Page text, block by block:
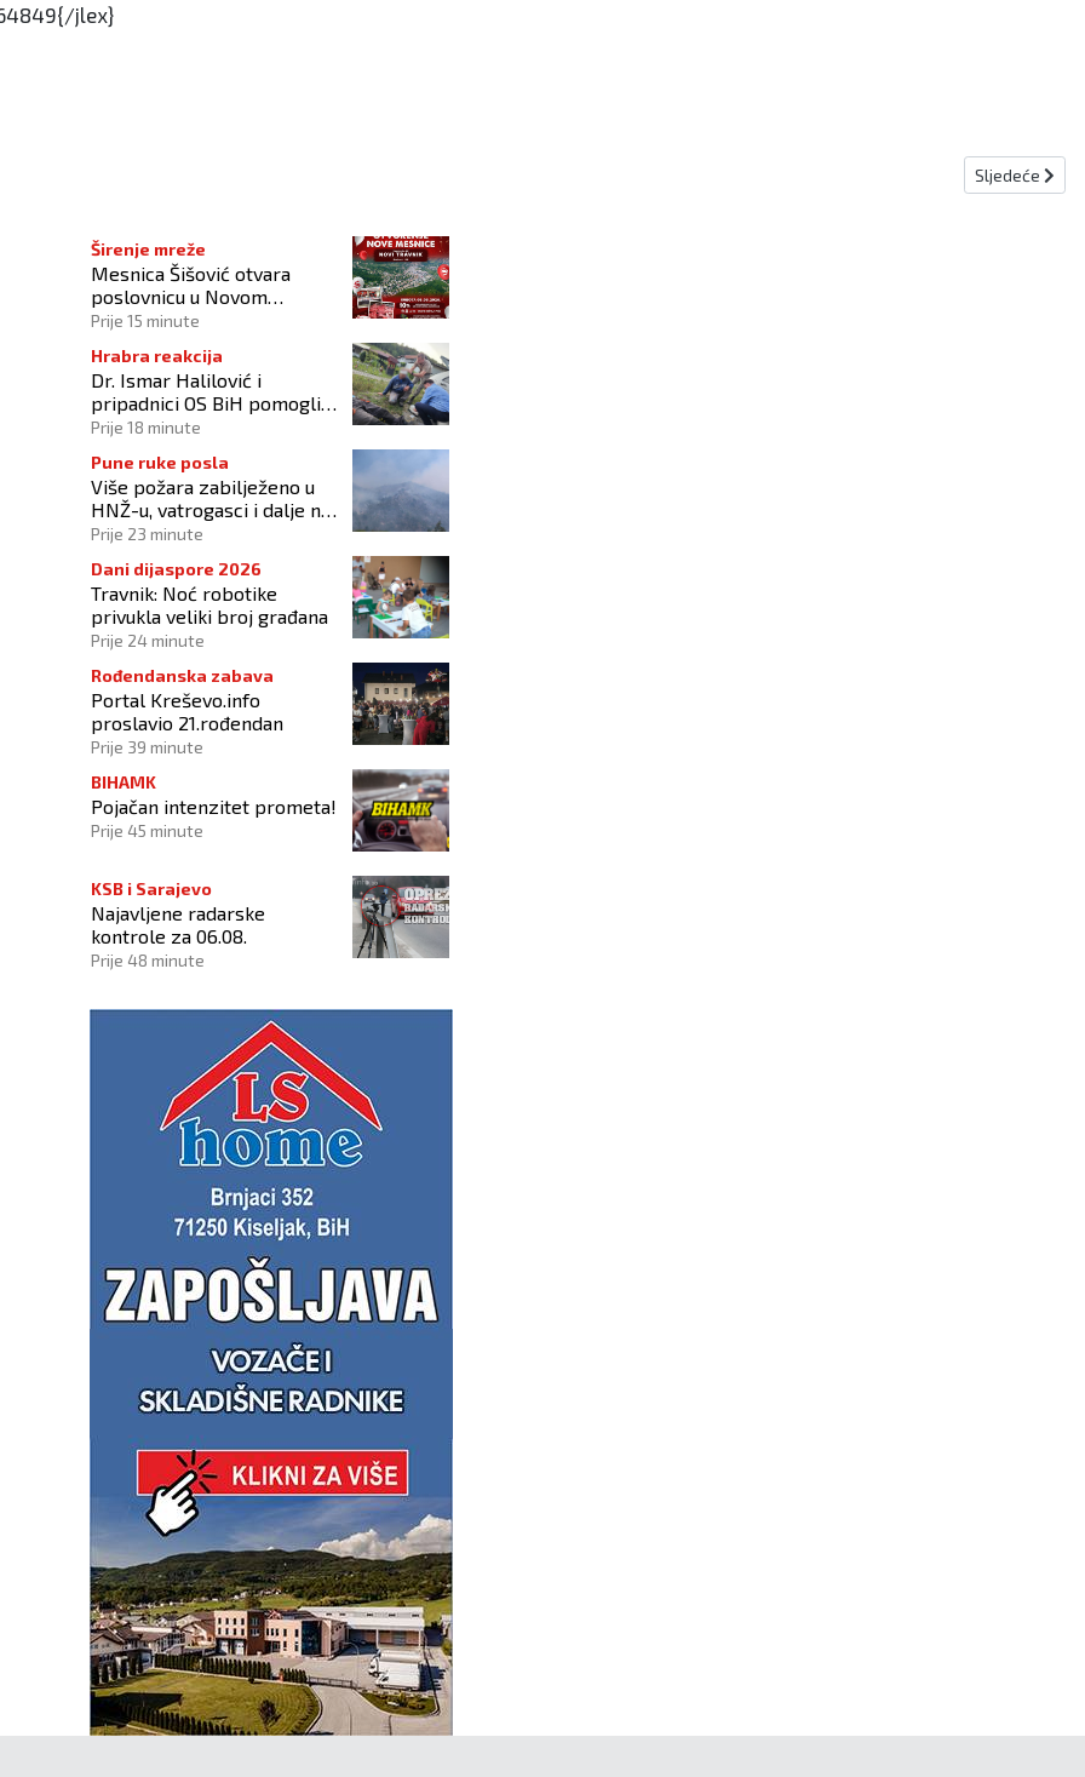
jlex}
Sljedeći
Sljedeće
Širenje mreže
Mesnica Šišović otvara
poslovnicu u Novom
Travniku!
Prije 15 minute
Hrabra reakcija
Dr. Ismar Halilović i
pripadnici OS BiH pomogli
ozlijeđenim u prometnoj
Prije 18 minute
Pune ruke posla
Više požara zabilježeno u
HNŽ-u, vatrogasci i dalje na
terenu kod Konjica
Prije 23 minute
Dani dijaspore 2026
Travnik: Noć robotike
privukla veliki broj građana
Prije 24 minute
Rođendanska zabava
Portal Kreševo.info
proslavio 21.rođendan
Prije 39 minute
BIHAMK
Pojačan intenzitet prometa!
Prije 45 minute
KSB i Sarajevo
Najavljene radarske
kontrole za 06.08.
Prije 48 minute